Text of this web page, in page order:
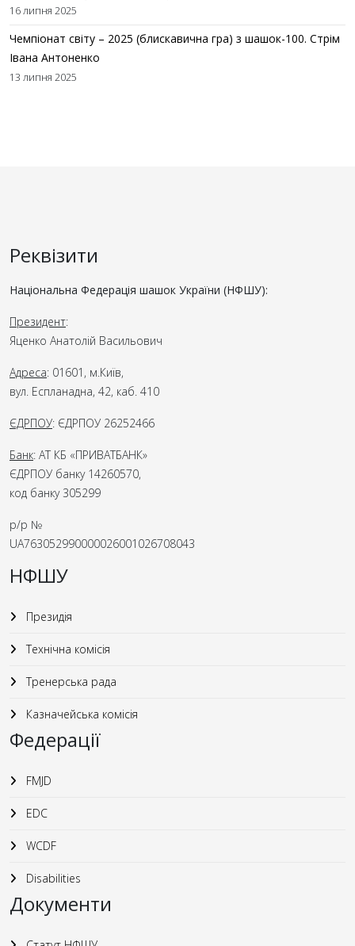
16 липня 2025
Чемпіонат світу – 2025 (блискавична гра) з шашок-100. Стрім
Івана Антоненко
13 липня 2025
Реквізити
Національна Федерація шашок України (НФШУ):
Президент:
Яценко Анатолій Васильович
Адреса: 01601, м.Київ,
вул. Еспланадна, 42, каб. 410
ЄДРПОУ: ЄДРПОУ 26252466
Банк: АТ КБ «ПРИВАТБАНК»
ЄДРПОУ банку 14260570,
код банку 305299
р/р №
UA763052990000026001026708043
НФШУ
Президія
Технічна комісія
Тренерська рада
Казначейська комісія
Федерації
FMJD
EDC
WCDF
Disabilities
Документи